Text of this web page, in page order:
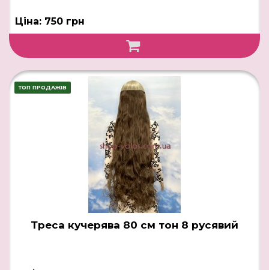
Ціна: 750 грн
ТОП ПРОДАЖІВ
Треса кучерява 80 см тон 8 русявий